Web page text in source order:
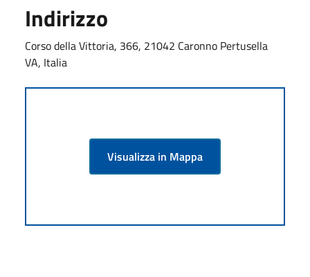
Indirizzo
Corso della Vittoria, 366, 21042 Caronno Pertusella
VA, Italia
Visualizza in Mappa